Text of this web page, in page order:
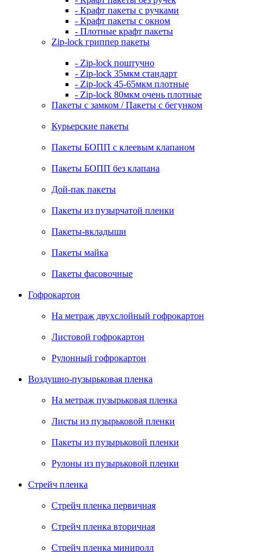
- Крафт пакеты с ручками
- Крафт пакеты с окном
- Плотные крафт пакеты
Zip-lock гриппер пакеты
- Zip-lock поштучно
- Zip-lock 35мкм стандарт
- Zip-lock 45-65мкм плотные
- Zip-lock 80мкм очень плотные
Пакеты с замком / Пакеты с бегунком
Курьерские пакеты
Пакеты БОПП с клеевым клапаном
Пакеты БОПП без клапана
Дой-пак пакеты
Пакеты из пузырчатой пленки
Пакеты-вкладыши
Пакеты майка
Пакеты фасовочные
Гофрокартон
На метраж двухслойный гофрокартон
Листовой гофрокартон
Рулонный гофрокартон
Воздушно-пузырьковая пленка
На метраж пузырьковая пленка
Листы из пузырьковой пленки
Пакеты из пузырьковой пленки
Рулоны из пузырьковой пленки
Стрейч пленка
Стрейч пленка первичная
Стрейч пленка вторичная
Стрейч пленка миниролл